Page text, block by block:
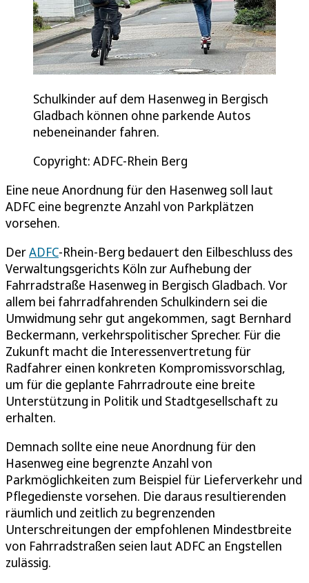
Schulkinder auf dem Hasenweg in Bergisch
Gladbach können ohne parkende Autos
nebeneinander fahren.
Copyright: ADFC-Rhein Berg
Eine neue Anordnung für den Hasenweg soll laut
ADFC eine begrenzte Anzahl von Parkplätzen
vorsehen.
DerADFC-Rhein-Berg bedauert den Eilbeschluss des
Verwaltungsgerichts Köln zur Aufhebung der
Fahrradstraße Hasenweg in Bergisch Gladbach. Vor
allem bei fahrradfahrenden Schulkindern sei die
Umwidmung sehr gut angekommen, sagt Bernhard
Beckermann, verkehrspolitischer Sprecher. Für die
Zukunft macht die Interessenvertretung für
Radfahrer einen konkreten Kompromissvorschlag,
um für die geplante Fahrradroute eine breite
Unterstützung in Politik und Stadtgesellschaft zu
erhalten.
Demnach sollte eine neue Anordnung für den
Hasenweg eine begrenzte Anzahl von
Parkmöglichkeiten zum Beispiel für Lieferverkehr und
Pflegedienste vorsehen. Die daraus resultierenden
räumlich und zeitlich zu begrenzenden
Unterschreitungen der empfohlenen Mindestbreite
von Fahrradstraßen seien laut ADFC an Engstellen
zulässig.